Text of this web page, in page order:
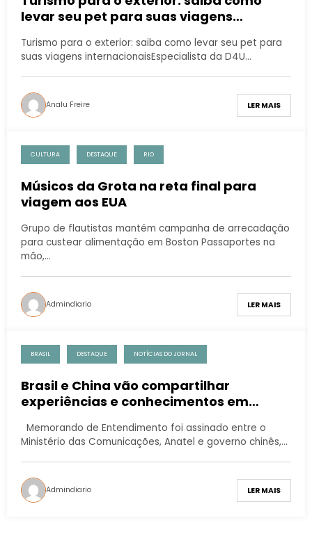
levar seu pet para suas viagens
Turismo para o exterior: saiba como levar seu pet para
suas viagens internacionaisEspecialista da D4U…
Analu Freire LER MAIS
CULTURA DESTAQUE RIO
Músicos da Grota na reta final para
viagem aos EUA
Grupo de flautistas mantém campanha de arrecadação
para custear alimentação em Boston Passaportes na
mão,…
Admindiario LER MAIS
BRASIL DESTAQUE NOTÍCIAS DO JORNAL
Brasil e China vão compartilhar
experiências e conhecimentos em
Memorando de Entendimento foi assinado entre o
Ministério das Comunicações, Anatel e governo chinês,…
Admindiario LER MAIS